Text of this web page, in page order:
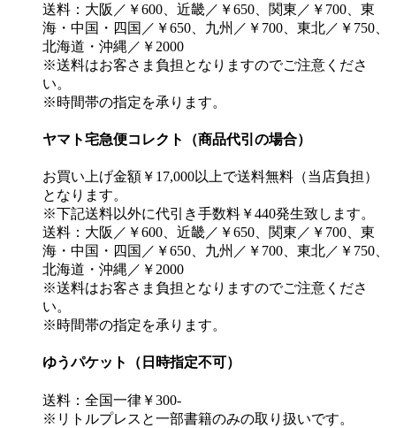
送料：大阪／￥600、近畿／￥650、関東／￥700、東
海・中国・四国／￥650、九州／￥700、東北／￥750、
北海道・沖縄／￥2000
※送料はお客さま負担となりますのでご注意くださ
い。
※時間帯の指定を承ります。
ヤマト宅急便コレクト（商品代引の場合）
お買い上げ金額￥17,000以上で送料無料（当店負担）
となります。
※下記送料以外に代引き手数料￥440発生致します。
送料：大阪／￥600、近畿／￥650、関東／￥700、東
海・中国・四国／￥650、九州／￥700、東北／￥750、
北海道・沖縄／￥2000
※送料はお客さま負担となりますのでご注意くださ
い。
※時間帯の指定を承ります。
ゆうパケット（日時指定不可）
送料：全国一律￥300-
※リトルプレスと一部書籍のみの取り扱いです。